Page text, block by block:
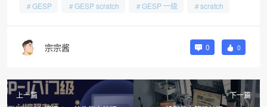
GESP GESP scratch GESP 一级 scratch
宗宗酱 0 0
上一篇
下一篇